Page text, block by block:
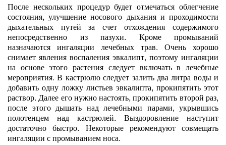
После нескольких процедур будет отмечаться облегчение
состояния, улучшение носового дыхания и проходимости
дыхательных путей за счет отхождения содержимого
непосредственно из пазухи. Кроме промываний
назначаются ингаляции лечебных трав. Очень хорошо
снимает явления воспаления эвкалипт, поэтому ингаляции
на основе этого растения следует включать в лечебные
мероприятия. В кастрюлю следует залить два литра воды и
добавить одну ложку листьев эвкалипта, прокипятить этот
раствор. Далее его нужно настоять, прокипятить второй раз,
после этого дышать над лечебными парами, укрывшись
полотенцем над кастрюлей. Выздоровление наступит
достаточно быстро. Некоторые рекомендуют совмещать
ингаляции с промыванием носа.